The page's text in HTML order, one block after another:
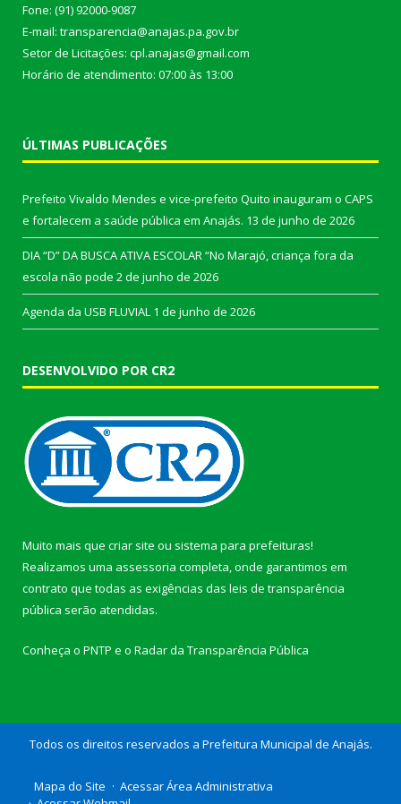
Fone: (91) 92000-9087
E-mail: transparencia@anajas.pa.gov.br
Setor de Licitações: cpl.anajas@gmail.com
Horário de atendimento: 07:00 às 13:00
ÚLTIMAS PUBLICAÇÕES
Prefeito Vivaldo Mendes e vice-prefeito Quito inauguram o CAPS
e fortalecem a saúde pública em Anajás. 13 de junho de 2026
DIA “D” DA BUSCA ATIVA ESCOLAR “No Marajó, criança fora da
escola não pode 2 de junho de 2026
Agenda da USB FLUVIAL 1 de junho de 2026
DESENVOLVIDO POR CR2
Muito mais que criar site ou sistema para prefeituras!
Realizamos uma assessoria completa, onde garantimos em
contrato que todas as exigências das leis de transparência
pública serão atendidas.
Conheça o PNTP e o Radar da Transparência Pública
Todos os direitos reservados a Prefeitura Municipal de Anajás.
Mapa do Site
Acessar Área Administrativa